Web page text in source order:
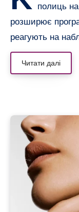
полиць
розширює
реагують на
Читати далі